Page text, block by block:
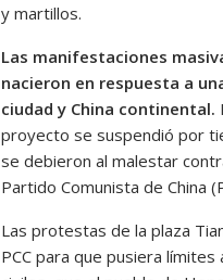
y martillos.
Las manifestaciones
nacieron en respuesta a
ciudad y China continental.
proyecto se suspendió por
se debieron al malestar
Partido Comunista de China
Las protestas de la plaza
PCC para que pusiera